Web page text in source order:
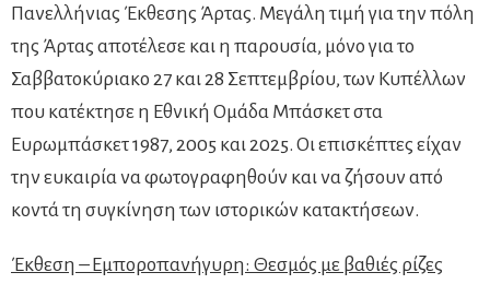
Πανελλήνιας Έκθεσης Άρτας. Μεγάλη τιμή για την πόλη
της Άρτας αποτέλεσε και η παρουσία, μόνο για το
Σαββατοκύριακο 27 και 28 Σεπτεμβρίου, των Κυπέλλων
που κατέκτησε η Εθνική Ομάδα Μπάσκετ στα
Ευρωμπάσκετ 1987, 2005 και 2025. Οι επισκέπτες είχαν
την ευκαιρία να φωτογραφηθούν και να ζήσουν από
κοντά τη συγκίνηση των ιστορικών κατακτήσεων.
Έκθεση – Εμποροπανήγυρη: Θεσμός με βαθιές ρίζες